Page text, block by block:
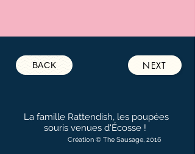
BACK NEXT
La famille Rattendish, les poupées
souris venues d'Écosse !
Création © The Sausage, 2016